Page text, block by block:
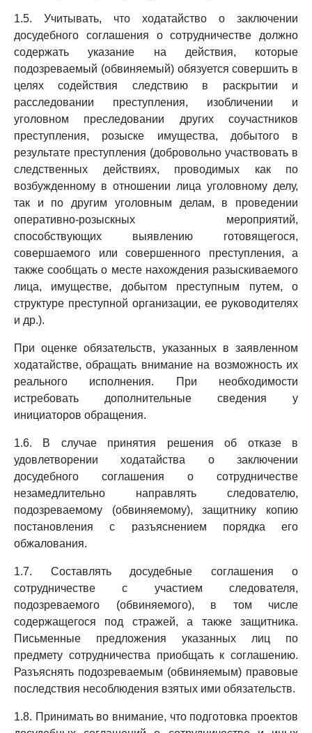
1.5. Учитывать, что ходатайство о заключении
досудебного соглашения о сотрудничестве должно
содержать указание на действия, которые
подозреваемый (обвиняемый) обязуется совершить в
целях содействия следствию в раскрытии и
расследовании преступления, изобличении и
уголовном преследовании других соучастников
преступления, розыске имущества, добытого в
результате преступления (добровольно участвовать в
следственных действиях, проводимых как по
возбужденному в отношении лица уголовному делу,
так и по другим уголовным делам, в проведении
оперативно-розыскных мероприятий,
способствующих выявлению готовящегося,
совершаемого или совершенного преступления, а
также сообщать о месте нахождения разыскиваемого
лица, имуществе, добытом преступным путем, о
структуре преступной организации, ее руководителях
и др.).
При оценке обязательств, указанных в заявленном
ходатайстве, обращать внимание на возможность их
реального исполнения. При необходимости
истребовать дополнительные сведения у
инициаторов обращения.
1.6. В случае принятия решения об отказе в
удовлетворении ходатайства о заключении
досудебного соглашения о сотрудничестве
незамедлительно направлять следователю,
подозреваемому (обвиняемому), защитнику копию
постановления с разъяснением порядка его
обжалования.
1.7. Составлять досудебные соглашения о
сотрудничестве с участием следователя,
подозреваемого (обвиняемого), в том числе
содержащегося под стражей, а также защитника.
Письменные предложения указанных лиц по
предмету сотрудничества приобщать к соглашению.
Разъяснять подозреваемым (обвиняемым) правовые
последствия несоблюдения взятых ими обязательств.
1.8. Принимать во внимание, что подготовка проектов